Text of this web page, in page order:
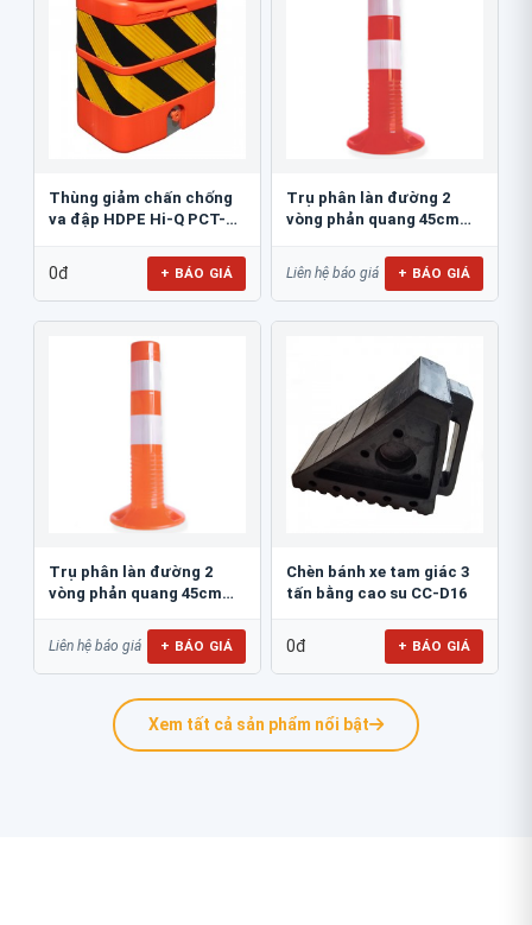
Thùng giảm chấn chống
va đập HDPE Hi-Q PCT-
0đ + BÁO GIÁ
Trụ phân làn đường 2
vòng phản quang 45cm
Liên hệ báo giá + BÁO GIÁ
Trụ phân làn đường 2
vòng phản quang 45cm
Liên hệ báo giá + BÁO GIÁ
Chèn bánh xe tam giác 3
tấn bằng cao su CC-D16
0đ + BÁO GIÁ
Xem tất cả sản phẩm nổi bật